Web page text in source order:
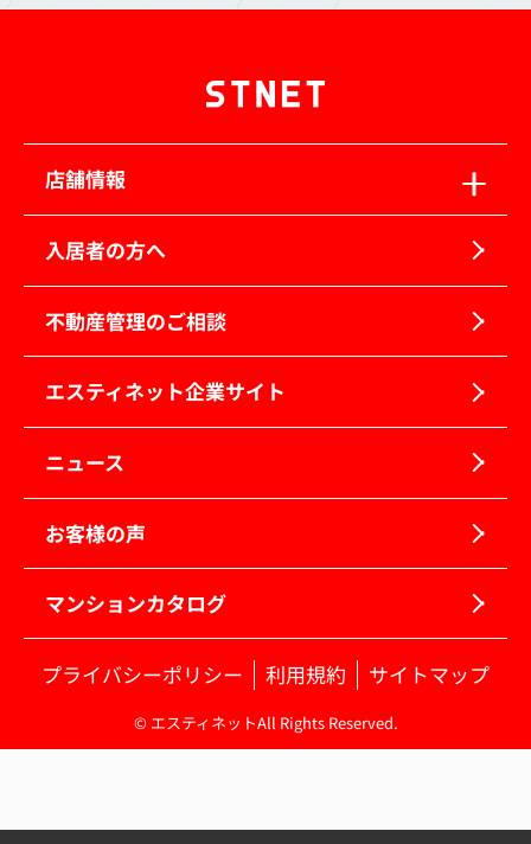
店舗情報
入居者の方へ
不動産管理のご相談
エスティネット企業サイト
ニュース
お客様の声
マンションカタログ
プライバシーポリシー 利用規約 サイトマップ
© エスティネットAll Rights Reserved.